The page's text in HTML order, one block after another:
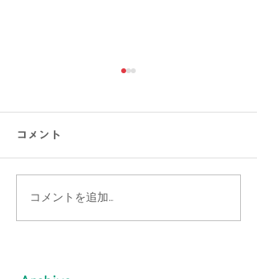
【涼感コーデ特集】お盆
コメント
コメントを追加…